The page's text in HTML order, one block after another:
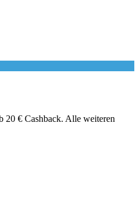
20 € Cashback. Alle weiteren